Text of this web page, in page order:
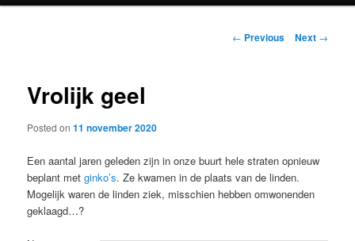
content
Post
← Previous Next →
Vrolijk geel
Posted on11 november 2020
Een aantal jaren geleden zijn in onze buurt hele straten opnieuw
beplant metginko’s. Ze kwamen in de plaats van de linden.
Mogelijk waren de linden ziek, misschien hebben omwonenden
geklaagd…?